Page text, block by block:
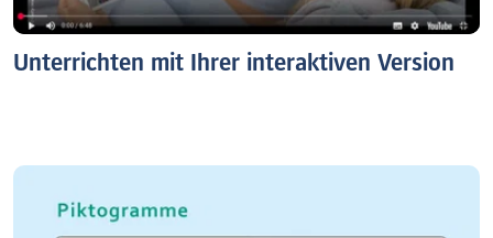
Unterrichten mit Ihrer interaktiven Version